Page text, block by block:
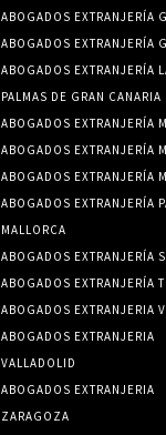
ABOGADOS EXTRANJERÍA
ABOGADOS EXTRANJERÍA
ABOGADOS EXTRANJERÍA
PALMAS DE GRAN CANARIA
ABOGADOS EXTRANJERÍA
ABOGADOS EXTRANJERÍA
ABOGADOS EXTRANJERÍA
ABOGADOS EXTRANJERÍA
MALLORCA
ABOGADOS EXTRANJERÍA
ABOGADOS EXTRANJERÍA
ABOGADOS EXTRANJERIA
ABOGADOS EXTRANJERIA
VALLADOLID
ABOGADOS EXTRANJERIA
ZARAGOZA